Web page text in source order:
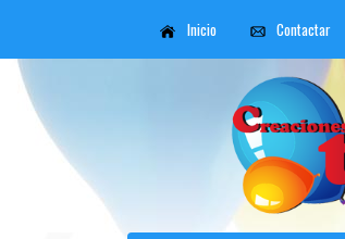
Inicio Contactar